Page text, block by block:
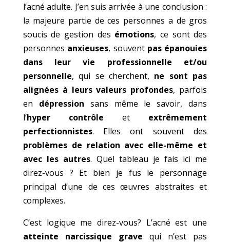
l’acné adulte. J’en suis arrivée à une conclusion :
la majeure partie de ces personnes a de gros
soucis de gestion des émotions, ce sont des
personnes anxieuses, souvent pas épanouies
dans leur vie professionnelle et/ou
personnelle, qui se cherchent, ne sont pas
alignées à leurs valeurs profondes, parfois
en dépression sans même le savoir, dans
l’hyper contrôle et extrêmement
perfectionnistes. Elles ont souvent des
problèmes de relation avec elle-même et
avec les autres. Quel tableau je fais ici me
direz-vous ? Et bien je fus le personnage
principal d’une de ces œuvres abstraites et
complexes.
C’est logique me direz-vous? L’acné est une
atteinte narcissique grave qui n’est pas